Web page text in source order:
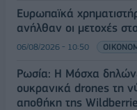
Ευρωπαϊκά
ανήλθαν οι μετοχές
06/08/2026 - 10:50
Ρωσία: Η Μόσχα
ουκρανικά drones τη
αποθήκη της